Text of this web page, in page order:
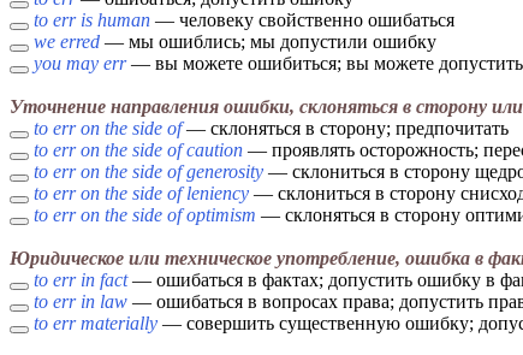
to err is human — человеку свойственно ошибаться
we erred — мы ошиблись; мы допустили ошибку
you may err— вы можете ошибиться; вы можете
Уточнение направления ошибки, склоняться в сторону
to err on the side of— склоняться в сторону; предпочитать
to err on the side of caution — проявлять осторожность;
to err on the side of generosity — склониться в сторону
to err on the side of leniency — склониться в сторону
to err on the side of optimism — склоняться в сторону
Юридическое или техническое употребление, ошибка в
to err in fact— ошибаться в фактах; допустить ошибку в
to err in law — ошибаться в вопросах права; допустить
to err materially — совершить существенную ошибку;